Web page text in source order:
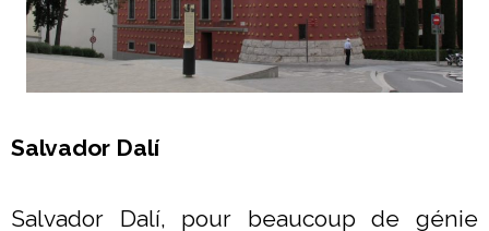
Salvador Dalí
Salvador Dalí, pour beaucoup de génie